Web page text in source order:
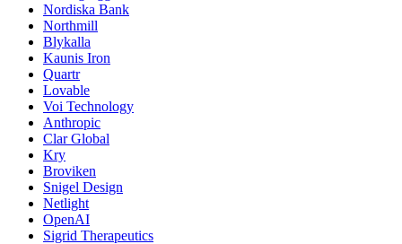
Nordiska Bank
Northmill
Blykalla
Kaunis Iron
Quartr
Lovable
Voi Technology
Anthropic
Clar Global
Kry
Broviken
Snigel Design
Netlight
OpenAI
Sigrid Therapeutics